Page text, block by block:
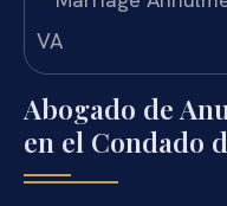
Abogado de
en el Condado